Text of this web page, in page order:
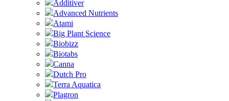
Additiver
Advanced Nutrients
Atami
Big Plant Science
Biobizz
Biotabs
Canna
Dutch Pro
Terra Aquatica
Plagron